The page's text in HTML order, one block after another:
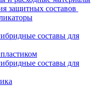
защитных составов
составы для
составы для